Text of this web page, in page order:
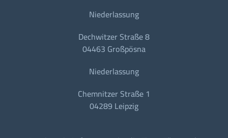
Niederlassung
Dechwitzer Straße 8
04463 Großpösna
Niederlassung
Chemnitzer Straße 1
04289 Leipzig